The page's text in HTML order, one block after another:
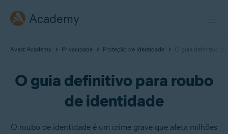
Academy
Avast Academy Privacidade Proteção de Identidade O guia definitivo
O guia definitivo para roubo
de identidade
O roubo de identidade é um crime grave que afeta milhões